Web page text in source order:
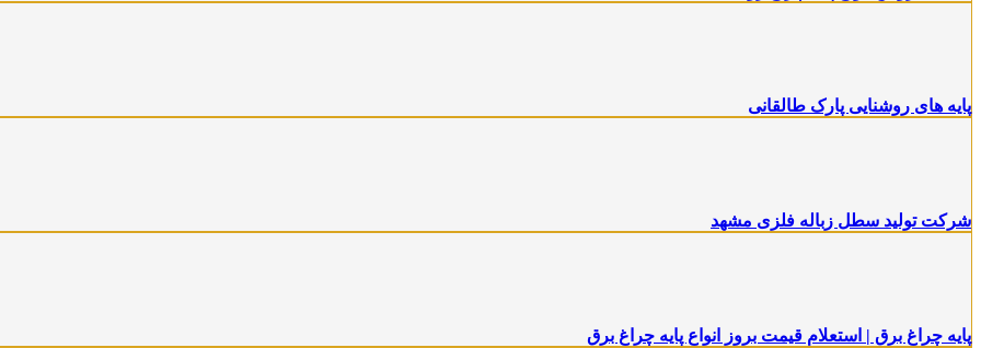
پایه های روشنایی پارک طالقانی
شرکت تولید سطل زباله فلزی مشهد
پایه چراغ برق | استعلام قیمت بروز انواع پایه چراغ برق